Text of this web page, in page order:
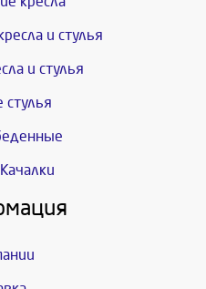
и стулья
и стулья
стулья